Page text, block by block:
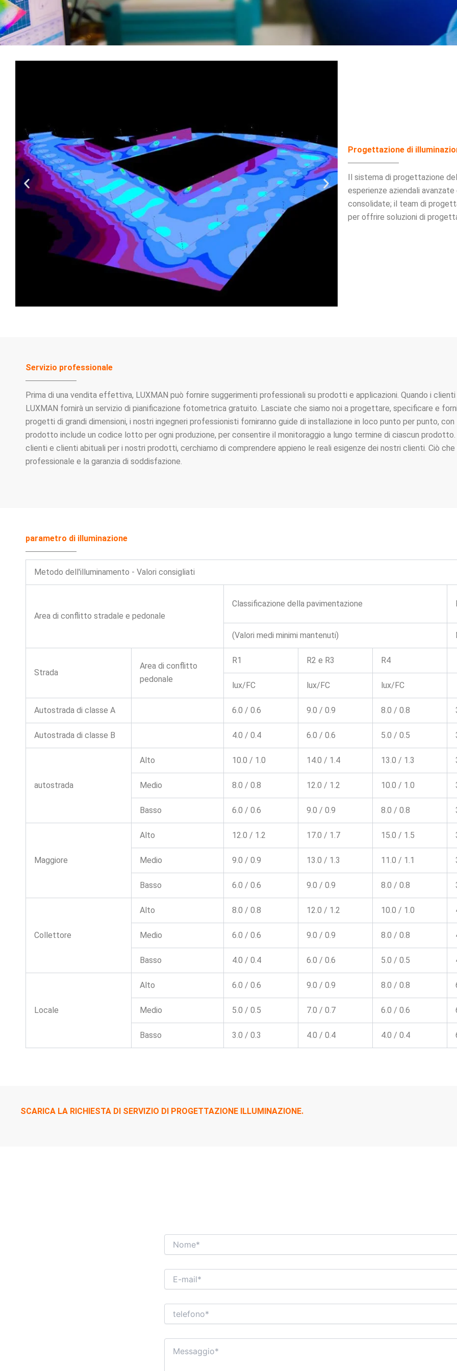
Progettazione di
Il sistema di progettazione
esperienze aziendali
consolidate; il team di
per offrire soluzioni di
Servizio professionale
Prima di una vendita effettiva, LUXMAN può fornire suggerimenti professionali su prodotti e applicazioni. Quando i
LUXMAN fornirà un servizio di pianificazione fotometrica gratuito. Lasciate che siamo noi a progettare, specificare e
progetti di grandi dimensioni, i nostri ingegneri professionisti forniranno guide di installazione in loco punto per punto,
prodotto include un codice lotto per ogni produzione, per consentire il monitoraggio a lungo termine di ciascun
clienti e clienti abituali per i nostri prodotti, cerchiamo di comprendere appieno le reali esigenze dei nostri clienti. Ciò
professionale e la garanzia di soddisfazione.
parametro di illuminazione
Metodo dell'illuminamento - Valori consigliati
Area di conflitto stradale e pedonale
Classificazione della pavimentazione
(Valori medi minimi mantenuti)
Strada
Area di conflitto
pedonale
R1 R2 e R3 R4
lux/FC lux/FC lux/FC
Autostrada di classe A 6.0 / 0.6 9.0 / 0.9 8.0 / 0.8
Autostrada di classe B 4.0 / 0.4 6.0 / 0.6 5.0 / 0.5
autostrada
Alto 10.0 / 1.0 14.0 / 1.4 13.0 / 1.3
Medio 8.0 / 0.8 12.0 / 1.2 10.0 / 1.0
Basso 6.0 / 0.6 9.0 / 0.9 8.0 / 0.8
Maggiore
Alto 12.0 / 1.2 17.0 / 1.7 15.0 / 1.5
Medio 9.0 / 0.9 13.0 / 1.3 11.0 / 1.1
Basso 6.0 / 0.6 9.0 / 0.9 8.0 / 0.8
Collettore
Alto 8.0 / 0.8 12.0 / 1.2 10.0 / 1.0
Medio 6.0 / 0.6 9.0 / 0.9 8.0 / 0.8
Basso 4.0 / 0.4 6.0 / 0.6 5.0 / 0.5
Locale
Alto 6.0 / 0.6 9.0 / 0.9 8.0 / 0.8
Medio 5.0 / 0.5 7.0 / 0.7 6.0 / 0.6
Basso 3.0 / 0.3 4.0 / 0.4 4.0 / 0.4
SCARICA LA RICHIESTA DI SERVIZIO DI PROGETTAZIONE ILLUMINAZIONE.